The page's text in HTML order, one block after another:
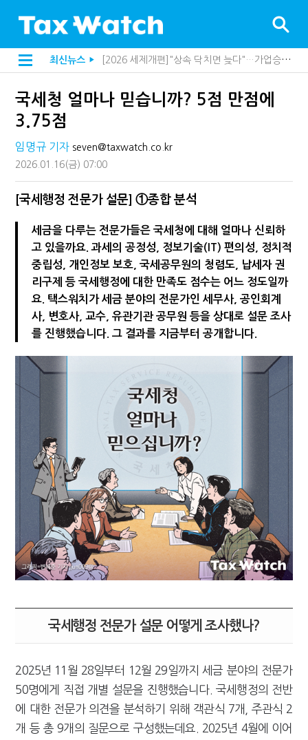
최신뉴스 ▶
[2026 세제개편]"상속 닥치면 늦다"…가업승계 성패, 시간에 달렸다
[2026 세제개편]종부세는 집값, 가업상속은 기술…납세자가 꼭 볼 5가지
내 지분만 봤다간 낭패…주식 양도세 추징 부른 '3가지 실수'
"세무플랫폼 문제 해결될 것"…세무사회 진단, 왜
배달라이더 원천징수 세금 인하…환급 플랫폼 수익성 악화될까
상속·증여세 조사, 이제 코인거래소까지 샅샅이 본다
고액자산가 더 옥죈다…해외신탁 미신고 제보에 포상금
반도체·AI로봇 국내 생산땐 세금 깎아준다
"오래 보유보다 오래 살아야"…1주택 세금 '실거주' 중심으로
"10년 넘게 7급은 문제"...인사로 답한 임광현 국세청장
국세청 얼마나 믿습니까? 5점 만점에
3.75점
임명규 기자 seven@taxwatch.co.kr
2026.01.16(금) 07:00
[국세행정 전문가 설문] ①종합 분석
세금을 다루는 전문가들은 국세청에 대해 얼마나 신뢰하
고 있을까요. 과세의 공정성, 정보기술(IT) 편의성, 정치적
중립성, 개인정보 보호, 국세공무원의 청렴도, 납세자 권
리구제 등 국세행정에 대한 만족도 점수는 어느 정도일까
요. 택스워치가 세금 분야의 전문가인 세무사, 공인회계
사, 변호사, 교수, 유관기관 공무원 등을 상대로 설문 조사
를 진행했습니다. 그 결과를 지금부터 공개합니다.
국세행정 전문가 설문 어떻게 조사했나?
2025년 11월 28일부터 12월 29일까지 세금 분야의 전문가
50명에게 직접 개별 설문을 진행했습니다. 국세행정의 전반
에 대한 전문가 의견을 분석하기 위해 객관식 7개, 주관식 2
개 등 총 9개의 질문으로 구성했는데요. 2025년 4월에 이어